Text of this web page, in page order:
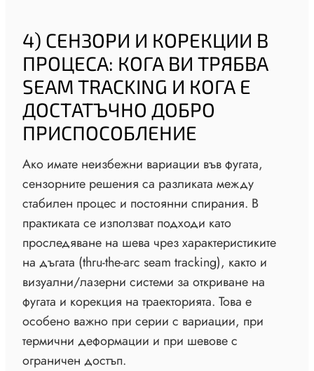
4) СЕНЗОРИ И КОРЕКЦИИ В
ПРОЦЕСА: КОГА ВИ ТРЯБВА
SEAM TRACKING И КОГА Е
ДОСТАТЪЧНО ДОБРО
ПРИСПОСОБЛЕНИЕ
Ако имате неизбежни вариации във фугата,
сензорните решения са разликата между
стабилен процес и постоянни спирания. В
практиката се използват подходи като
проследяване на шева чрез характеристиките
на дъгата (thru-the-arc seam tracking), както и
визуални/лазерни системи за откриване на
фугата и корекция на траекторията. Това е
особено важно при серии с вариации, при
термични деформации и при шевове с
ограничен достъп.